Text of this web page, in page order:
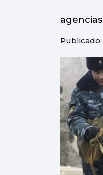
agencias
Publicado: